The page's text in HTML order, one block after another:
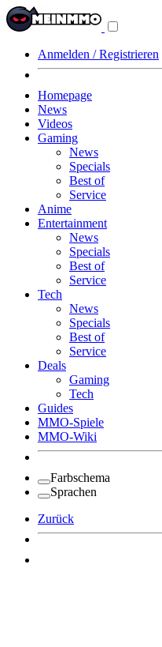
Anmelden / Registrieren
Homepage
News
Videos
Gaming
News
Specials
Best of
Service
Anime
Entertainment
News
Specials
Best of
Service
Tech
News
Specials
Best of
Service
Deals
Gaming
Tech
Guides
MMO-Spiele
MMO-Wiki
Farbschema
Sprachen
Zurück